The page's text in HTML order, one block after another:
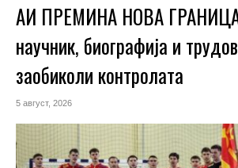
АИ ПРЕМИНА НОВА
научник, биографија и
заобиколи контролата
5 август, 2026